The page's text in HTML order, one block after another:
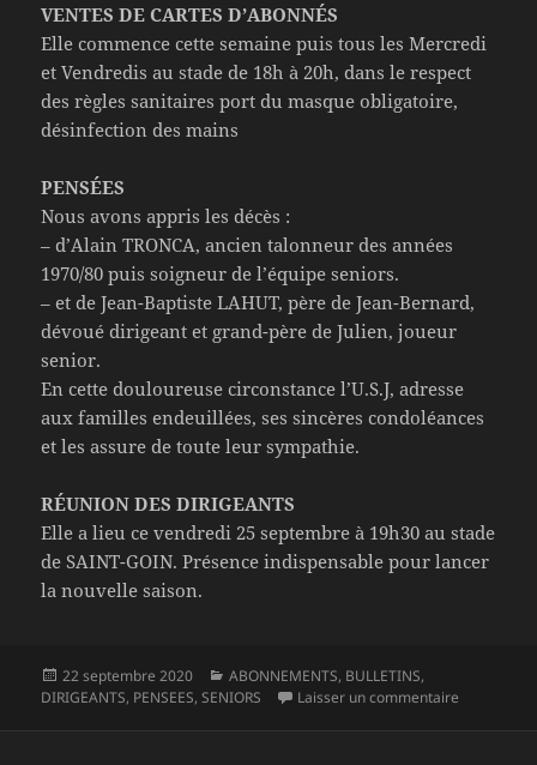
VENTES DE CARTES D’ABONNÉS
Elle commence cette semaine puis tous les Mercredi
et Vendredis au stade de 18h à 20h, dans le respect
des règles sanitaires port du masque obligatoire,
désinfection des mains
PENSÉES
Nous avons appris les décès :
– d’Alain TRONCA, ancien talonneur des années
1970/80 puis soigneur de l’équipe seniors.
– et de Jean-Baptiste LAHUT, père de Jean-Bernard,
dévoué dirigeant et grand-père de Julien, joueur
senior.
En cette douloureuse circonstance l’U.S.J, adresse
aux familles endeuillées, ses sincères condoléances
et les assure de toute leur sympathie.
RÉUNION DES DIRIGEANTS
Elle a lieu ce vendredi 25 septembre à 19h30 au stade
de SAINT-GOIN. Présence indispensable pour lancer
la nouvelle saison.
Publié
le
22 septembre 2020 Catégories
ABONNEMENTS, BULLETINS,
DIRIGEANTS, PENSEES,SENIORS Laisser un commentaire